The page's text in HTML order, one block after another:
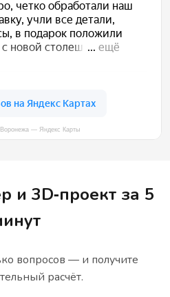
Воронежа — Яндекс Карты
и 3D‑проект за 5
вопросов — и получите
расчёт.